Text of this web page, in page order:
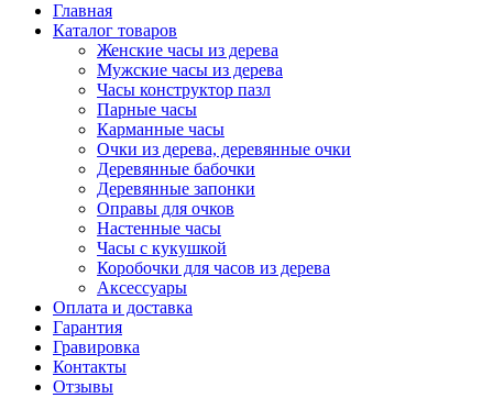
Главная
Каталог товаров
Женские часы из дерева
Мужские часы из дерева
Часы конструктор пазл
Парные часы
Карманные часы
Очки из дерева, деревянные очки
Деревянные бабочки
Деревянные запонки
Оправы для очков
Настенные часы
Часы с кукушкой
Коробочки для часов из дерева
Аксессуары
Оплата и доставка
Гарантия
Гравировка
Контакты
Отзывы